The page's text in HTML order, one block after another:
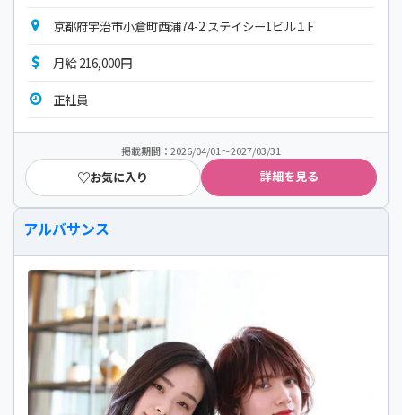
京都府宇治市小倉町西浦74-2 ステイシー1ビル１F
月給 216,000円
正社員
掲載期間：2026/04/01～2027/03/31
お気に入り 詳細を見る
アルバサンス